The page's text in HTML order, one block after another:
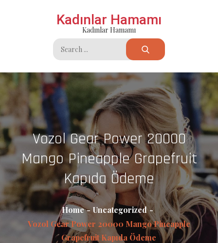
Kadınlar Hamamı
Kadınlar Hamamı
Search
for:
Vozol Gear Power 20000
Mango Pineapple Grapefruit
Kapıda Ödeme
Home
Uncategorized
Vozol Gear Power 20000 Mango Pineapple
Grapefruit Kapıda Ödeme